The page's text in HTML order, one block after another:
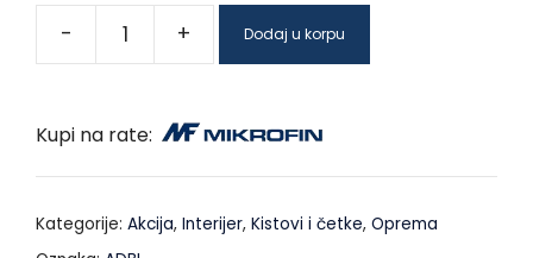
- + Dodaj u korpu
Kupi na rate:
Kategorije: Akcija, Interijer, Kistovi i četke, Oprema